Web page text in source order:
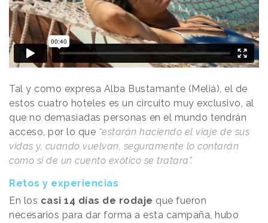
Tal y como expresa Alba Bustamante (Meliá), el de
estos cuatro hoteles es un circuito muy exclusivo, al
que no demasiadas personas en el mundo tendrán
acceso, por lo que “estarán haciendo el viaje de sus
vidas y, cuando vuelvan, seguramente lo contarán
como si de un cuento exótico se tratara".
Retos y experiencias
En los casi 14 días de rodaje que fueron
necesarios para dar forma a esta campaña, hubo